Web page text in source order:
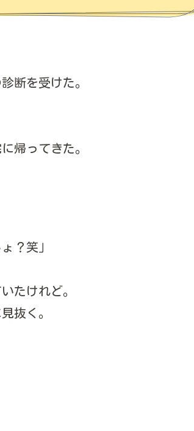
断を受けた。
帰ってきた。
？笑」
たけれど。
抜く。